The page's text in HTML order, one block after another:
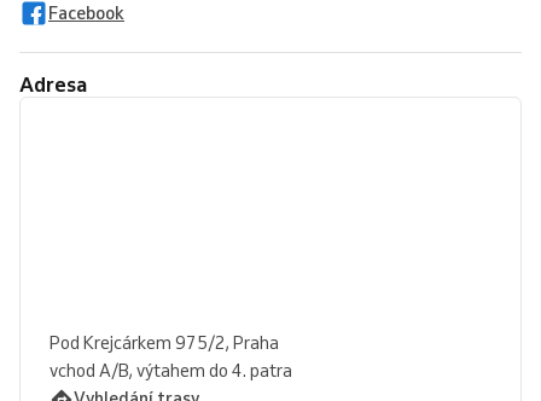
Facebook
Adresa
Pod Krejcárkem 975/2, Praha
vchod A/B, výtahem do 4. patra